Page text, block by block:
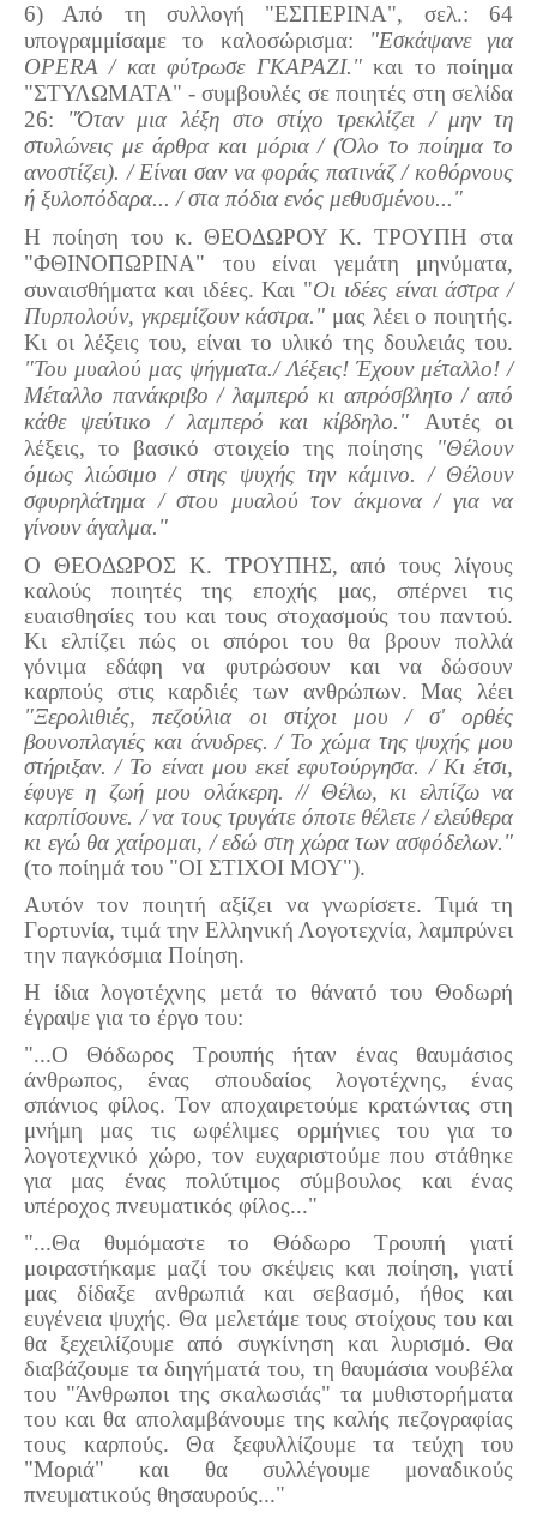
6) Από τη συλλογή "ΕΣΠΕΡΙΝΑ", σελ.: 64
υπογραμμίσαμε το καλοσώρισμα:
"Εσκάψανε για
OPERA / και φύτρωσε ΓΚΑΡΑΖΙ."και το ποίημα
"ΣΤΥΛΩΜΑΤΑ" - συμβουλές σε ποιητές στη σελίδα
26: "Όταν μια λέξη στο στίχο τρεκλίζει / μην τη
στυλώνεις με άρθρα και μόρια / (Όλο το ποίημα το
ανοστίζει). / Είναι σαν να φοράς πατινάζ / κοθόρνους
ή ξυλοπόδαρα... / στα πόδια ενός μεθυσμένου..."
Η ποίηση του κ. ΘΕΟΔΩΡΟΥ Κ. ΤΡΟΥΠΗ στα
"ΦΘΙΝΟΠΩΡΙΝΑ" του είναι γεμάτη μηνύματα,
συναισθήματα και ιδέες. Και "Οι ιδέες είναι άστρα /
Πυρπολούν, γκρεμίζουν κάστρα." μας λέει ο ποιητής.
Κι οι λέξεις του, είναι το υλικό της δουλειάς του.
"Του μυαλού μας ψήγματα./ Λέξεις! Έχουν μέταλλο! /
Μέταλλο πανάκριβο / λαμπερό κι απρόσβλητο / από
κάθε ψεύτικο / λαμπερό και κίβδηλο."
Αυτές οι
λέξεις, το βασικό στοιχείο της ποίησης "Θέλουν
όμως λιώσιμο / στης ψυχής την κάμινο. / Θέλουν
σφυρηλάτημα / στου μυαλού τον άκμονα / για να
γίνουν άγαλμα."
Ο ΘΕΟΔΩΡΟΣ Κ. ΤΡΟΥΠΗΣ, από τους λίγους
καλούς ποιητές της εποχής μας, σπέρνει τις
ευαισθησίες του και τους στοχασμούς του παντού.
Κι ελπίζει πώς οι σπόροι του θα βρουν πολλά
γόνιμα εδάφη να φυτρώσουν και να δώσουν
καρπούς στις καρδιές των ανθρώπων. Μας λέει
"Ξερολιθιές, πεζούλια οι στίχοι μου / σ' ορθές
βουνοπλαγιές και άνυδρες. / Το χώμα της ψυχής μου
στήριξαν. / Το είναι μου εκεί εφυτούργησα. / Κι έτσι,
έφυγε η ζωή μου ολάκερη. // Θέλω, κι ελπίζω να
καρπίσουνε. / να τους τρυγάτε όποτε θέλετε / ελεύθερα
κι εγώ θα χαίρομαι, / εδώ στη χώρα των ασφόδελων."
(το ποίημά του "ΟΙ ΣΤΙΧΟΙ ΜΟΥ").
Αυτόν τον ποιητή αξίζει να γνωρίσετε. Τιμά τη
Γορτυνία, τιμά την Ελληνική Λογοτεχνία, λαμπρύνει
την παγκόσμια Ποίηση.
Η ίδια λογοτέχνης μετά το θάνατό του Θοδωρή
έγραψε για το έργο του:
"...Ο Θόδωρος Τρουπής ήταν ένας θαυμάσιος
άνθρωπος, ένας σπουδαίος λογοτέχνης, ένας
σπάνιος φίλος. Τον αποχαιρετούμε κρατώντας στη
μνήμη μας τις ωφέλιμες ορμήνιες του για το
λογοτεχνικό χώρο, τον ευχαριστούμε που στάθηκε
για μας ένας πολύτιμος σύμβουλος και ένας
υπέροχος πνευματικός φίλος..."
"...Θα θυμόμαστε το Θόδωρο Τρουπή γιατί
μοιραστήκαμε μαζί του σκέψεις και ποίηση, γιατί
μας δίδαξε ανθρωπιά και σεβασμό, ήθος και
ευγένεια ψυχής. Θα μελετάμε τους στοίχους του και
θα ξεχειλίζουμε από συγκίνηση και λυρισμό. Θα
διαβάζουμε τα διηγήματά του, τη θαυμάσια νουβέλα
του "Άνθρωποι της σκαλωσιάς" τα μυθιστορήματα
του και θα απολαμβάνουμε της καλής πεζογραφίας
τους καρπούς. Θα ξεφυλλίζουμε τα τεύχη του
"Μοριά" και θα συλλέγουμε μοναδικούς
πνευματικούς θησαυρούς..."